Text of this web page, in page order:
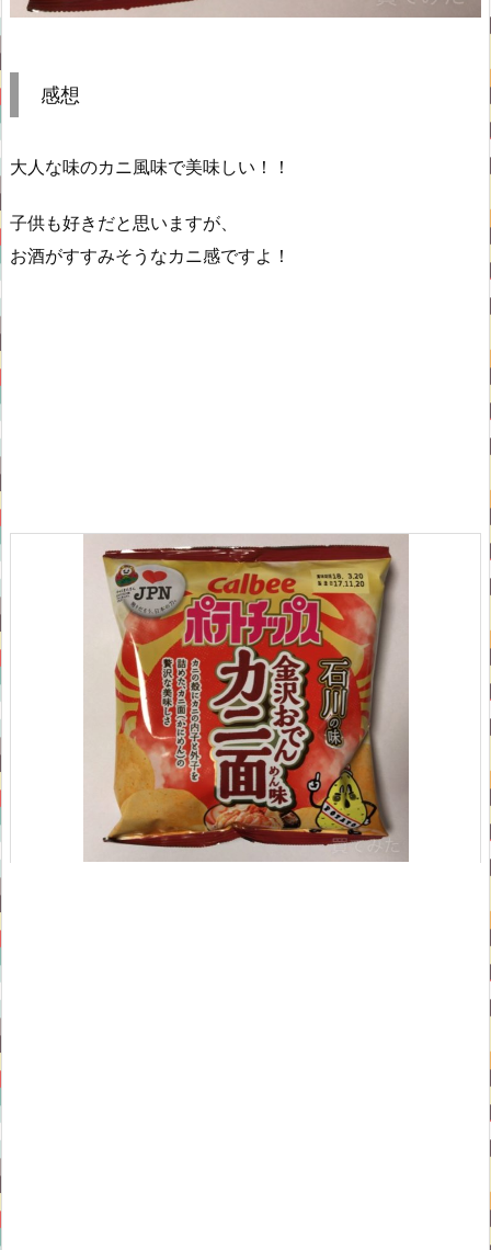
感想
大人な味のカニ風味で美味しい！！
子供も好きだと思いますが、
お酒がすすみそうなカニ感ですよ！